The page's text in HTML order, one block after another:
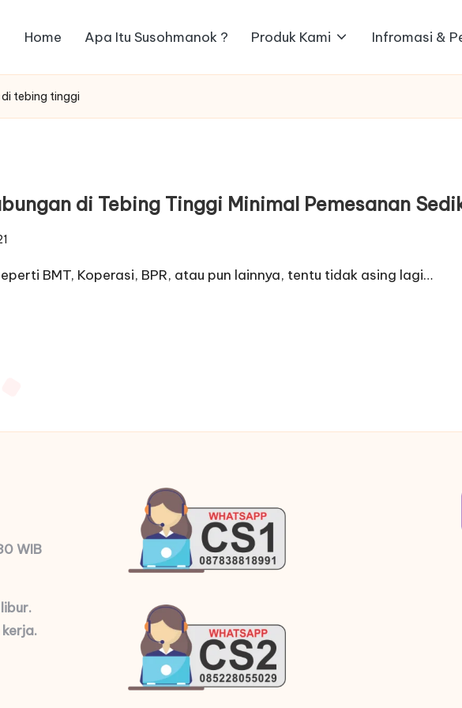
Home Apa Itu Susohmanok ? Produk Kami Infromasi &
tebing tinggi
di Tebing Tinggi Minimal Pemesanan
BMT, Koperasi, BPR, atau pun lainnya, tentu tidak asing lagi…
WIB